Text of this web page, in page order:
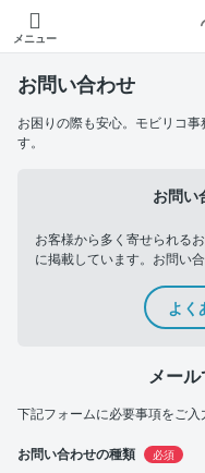
メニュー
お問い合わせ
お困りの際も安心。モビリコ
す。
お問い
お客様から多く寄せられる
に掲載しています。お問い
よく
メー
下記フォームに必要事項をご入
お問い合わせの種類 必須